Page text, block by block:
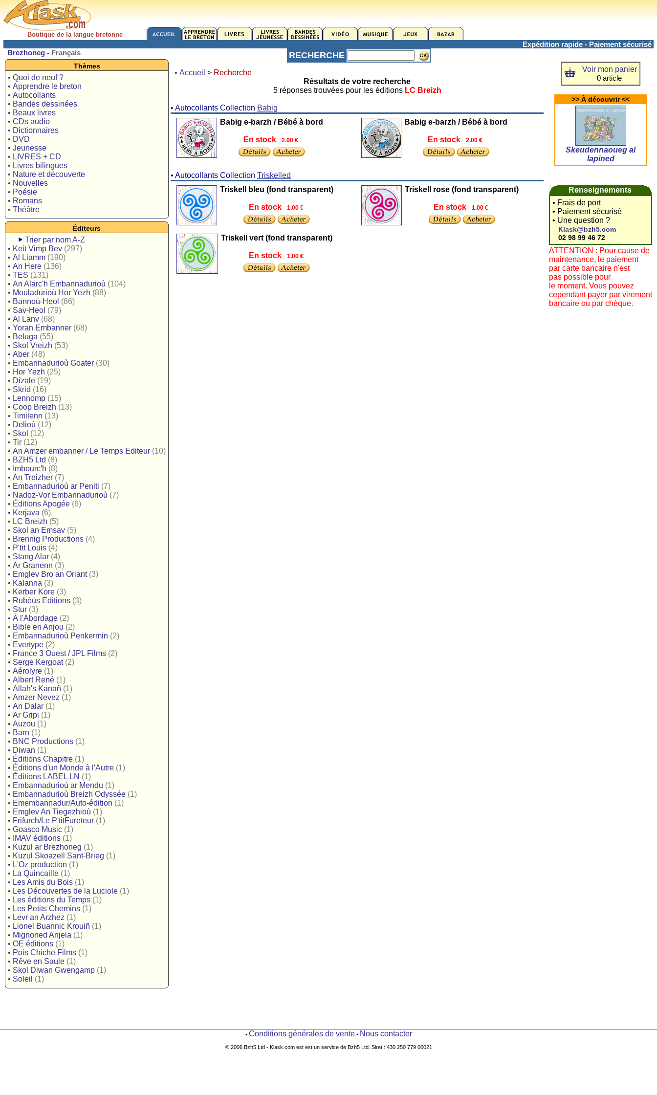
Boutique de la langue bretonne
Expédition rapide - Paiement sécurisé
Brezhoneg - Français
Thèmes
• Quoi de neuf ?
• Apprendre le breton
• Autocollants
• Bandes dessinées
• Beaux livres
• CDs audio
• Dictionnaires
• DVD
• Jeunesse
• LIVRES + CD
• Livres bilingues
• Nature et découverte
• Nouvelles
• Poésie
• Romans
• Théâtre
Éditeurs
Trier par nom A-Z
• Keit Vimp Bev (297)
• Al Liamm (190)
• An Here (136)
• TES (131)
• An Alarc'h Embannadurioù (104)
• Mouladurioù Hor Yezh (88)
• Bannoù-Heol (86)
• Sav-Heol (79)
• Al Lanv (68)
• Yoran Embanner (68)
• Beluga (55)
• Skol Vreizh (53)
• Aber (48)
• Embannadurioù Goater (30)
• Hor Yezh (25)
• Dizale (19)
• Skrid (16)
• Lennomp (15)
• Coop Breizh (13)
• Timilenn (13)
• Delioù (12)
• Skol (12)
• Tir (12)
• An Amzer embanner / Le Temps Editeur (10)
• BZH5 Ltd (8)
• Imbourc'h (8)
• An Treizher (7)
• Embannadurioù ar Peniti (7)
• Nadoz-Vor Embannadurioù (7)
• Éditions Apogée (6)
• Kerjava (6)
• LC Breizh (5)
• Skol an Emsav (5)
• Brennig Productions (4)
• P'tit Louis (4)
• Stang Alar (4)
• Ar Granenn (3)
• Emglev Bro an Oriant (3)
• Kalanna (3)
• Kerber Kore (3)
• Rubéüs Editions (3)
• Stur (3)
• À l'Abordage (2)
• Bible en Anjou (2)
• Embannadurioù Penkermin (2)
• Evertype (2)
• France 3 Ouest / JPL Films (2)
• Serge Kergoat (2)
• Aérolyre (1)
• Albert René (1)
• Allah's Kanañ (1)
• Amzer Nevez (1)
• An Dalar (1)
• Ar Gripi (1)
• Auzou (1)
• Barn (1)
• BNC Productions (1)
• Diwan (1)
• Éditions Chapitre (1)
• Éditions d'un Monde à l'Autre (1)
• Éditions LABEL LN (1)
• Embannadurioù ar Mendu (1)
• Embannadurioù Breizh Odyssée (1)
• Emembannadur/Auto-édition (1)
• Emglev An Tiegezhioù (1)
• Frifurch/Le P'titFureteur (1)
• Goasco Music (1)
•
IMAV éditions (1)
• Kuzul ar Brezhoneg (1)
• Kuzul Skoazell Sant-Brieg (1)
• L'Oz production (1)
• La Quincaille (1)
• Les Amis du Bois (1)
• Les Découvertes de la Luciole (1)
• Les éditions du Temps (1)
• Les Petits Chemins (1)
• Levr an Arzhez (1)
• Lionel Buannic Krouiñ (1)
• Mignoned Anjela (1)
• OE éditions (1)
• Pois Chiche Films (1)
• Rêve en Saule (1)
• Skol Diwan Gwengamp (1)
• Soleil (1)
RECHERCHE
• Accueil > Recherche
Résultats de votre recherche
5 réponses trouvées pour les éditions LC Breizh
• Autocollants Collection Babig
Babig e-barzh / Bébé à bord
En stock 2.00 €
Babig e-barzh / Bébé à bord
En stock 2.00 €
• Autocollants Collection Triskelled
Triskell bleu (fond transparent)
En stock 1.00 €
Triskell rose (fond transparent)
En stock 1.00 €
Triskell vert (fond transparent)
En stock 1.00 €
Voir mon panier
0 article
>> À découvrir <<
Skeudennaoueg al
lapined
Renseignements
• Frais de port
• Paiement sécurisé
• Une question ?
Klask@bzh5.com
02 98 99 46 72
ATTENTION : Pour cause de
maintenance, le paiement
par carte bancaire n'est
pas possible pour
le moment. Vous pouvez
cependant payer par virement
bancaire ou par chèque.
• Conditions générales de vente• Nous contacter
© 2006 Bzh5 Ltd - Klask.com est est un service de Bzh5 Ltd. Siret : 430 250 779 00021